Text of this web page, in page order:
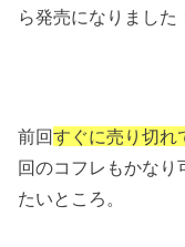
ら発売になりました
前回すぐに売り切れ
回のコフレもかなり
たいところ。